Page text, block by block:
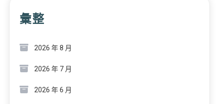
彙整
2026 年 8 月
2026 年 7 月
2026 年 6 月